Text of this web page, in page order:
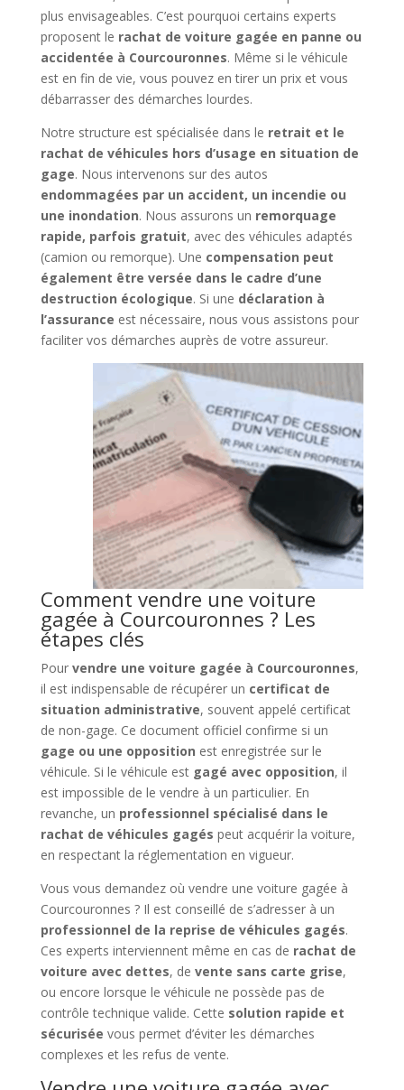
plus envisageables. C’est pourquoi certains experts
proposent le rachat de voiture gagée en panne ou
accidentée à Courcouronnes. Même si le véhicule
est en fin de vie, vous pouvez en tirer un prix et vous
débarrasser des démarches lourdes.
Notre structure est spécialisée dans le retrait et le
rachat de véhicules hors d’usage en situation de
gage. Nous intervenons sur des autos
endommagées par un accident, un incendie ou
une inondation. Nous assurons un remorquage
rapide, parfois gratuit, avec des véhicules adaptés
(camion ou remorque). Une compensation peut
également être versée dans le cadre d’une
destruction écologique. Si une déclaration à
l’assurance est nécessaire, nous vous assistons pour
faciliter vos démarches auprès de votre assureur.
Comment vendre une voiture
gagée à Courcouronnes ? Les
étapes clés
Pour vendre une voiture gagée à Courcouronnes,
il est indispensable de récupérer un certificat de
situation administrative, souvent appelé certificat
de non-gage. Ce document officiel confirme si un
gage ou une opposition est enregistrée sur le
véhicule. Si le véhicule est gagé avec opposition, il
est impossible de le vendre à un particulier. En
revanche, un professionnel spécialisé dans le
rachat de véhicules gagés peut acquérir la voiture,
en respectant la réglementation en vigueur.
Vous vous demandez où vendre une voiture gagée à
Courcouronnes ? Il est conseillé de s’adresser à un
professionnel de la reprise de véhicules gagés.
Ces experts interviennent même en cas de rachat de
voiture avec dettes, de vente sans carte grise,
ou encore lorsque le véhicule ne possède pas de
contrôle technique valide. Cette solution rapide et
sécurisée vous permet d’éviter les démarches
complexes et les refus de vente.